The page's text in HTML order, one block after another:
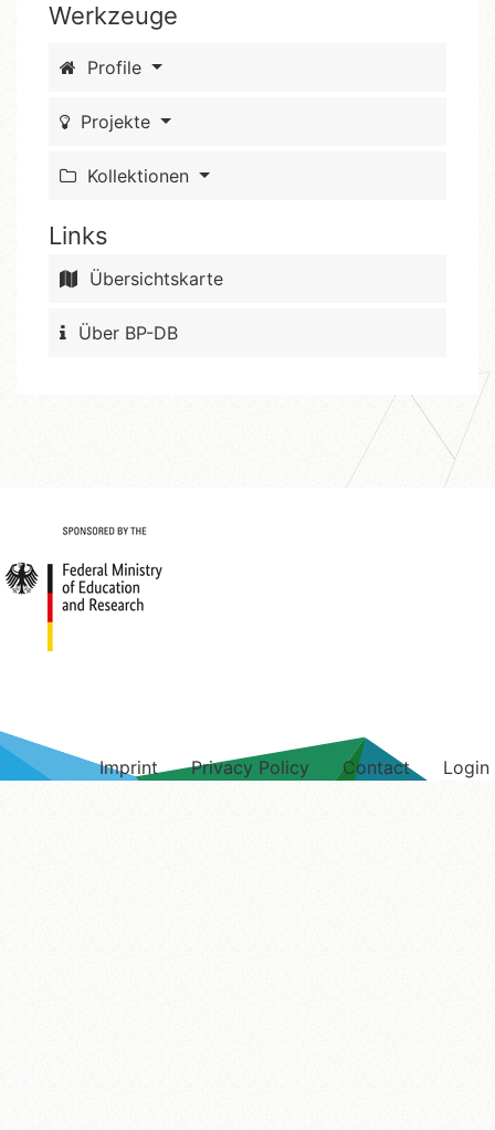
Werkzeuge
Profile
Projekte
Kollektionen
Links
Übersichtskarte
Über BP-DB
Imprint Privacy Policy Contact Login